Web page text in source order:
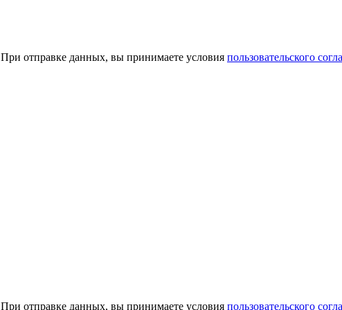
При отправке данных, вы принимаете условия пользовательского
При отправке данных, вы принимаете условия пользовательского